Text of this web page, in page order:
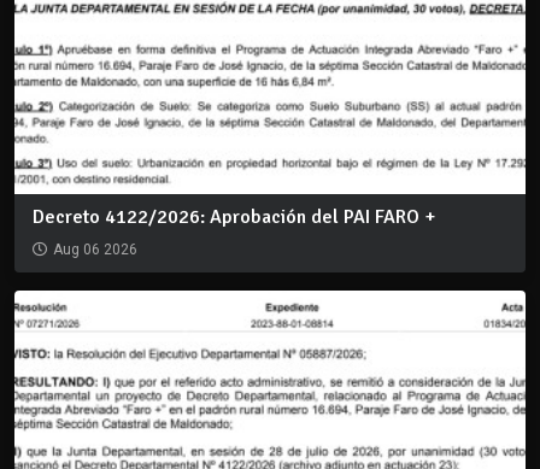
Decreto 4122/2026: Aprobación del PAI FARO +
Aug 06 2026